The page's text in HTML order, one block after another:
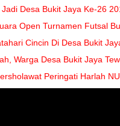
Desa Bukit Jaya Ke-26
Open Turnamen Futsal
Cincin Di Desa Bukit
Warga Desa Bukit Jaya
Peringati Harlah NU